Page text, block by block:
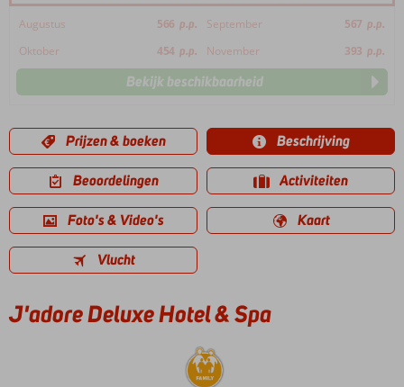
Augustus 566 p.p. September 567 p.p.
Oktober
454 p.p. November 393 p.p.
Bekijk beschikbaarheid
Prijzen & boeken Beschrijving
Beoordelingen Activiteiten
Foto's & Video's Kaart
Vlucht
J'adore Deluxe Hotel & Spa